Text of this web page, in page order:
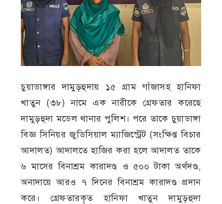
চুয়াডাঙ্গার দামুড়হুদায় ১৫ গ্রাম গাঁজাসহ হানিফা
খাতুন (৩৮) নামে এক নারীকে গ্রেফতার করেছে
দামুড়হুদা মডেল থানার পুলিশ। পরে তাকে চুয়াডাঙ্গা
বিজ্ঞ সিনিয়র জুডিসিয়াল ম্যাজিস্ট্রেট (সংক্ষিপ্ত বিচার
আদালত) আদালতে হাজির করা হলে আদালত তাকে
৬ মাসের বিনাশ্রম কারাদণ্ড ও ৫০০ টাকা অর্থদণ্ড,
অনাদায়ে আরও ৭ দিনের বিনাশ্রম কারাদণ্ড প্রদান
করে। গ্রেফতারকৃত হানিফা খাতুন দামুড়হুদা